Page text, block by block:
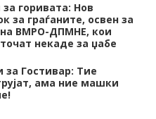
горивата: Нов
за граѓаните, освен за
на ВМРО-ДПМНЕ, кои
некаде за џабе
Гостивар: Тие
ама ние машки